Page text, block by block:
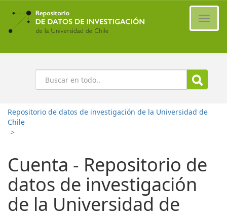
Ir
contenido
principal
Buscar
Repositorio de datos de investigación de la Universidad de
Chile
>
Cuenta - Repositorio de
datos de investigación
de la Universidad de